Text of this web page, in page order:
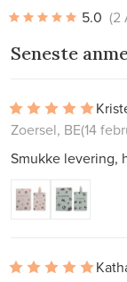
5.0 (2
Seneste
Zoersel, BE(14
Smukke levering,